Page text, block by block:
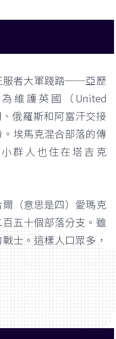
服者大軍踐踏──亞歷
維護英國（United
俄羅斯和阿富汗交接
埃馬克混合部落的傳
群人也住在塔吉克
（意思是四）愛瑪克
五十個部落分支。雖
士。這樣人口眾多，